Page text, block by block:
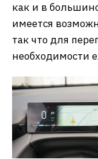
как и в
имеется
так что для
необходимости